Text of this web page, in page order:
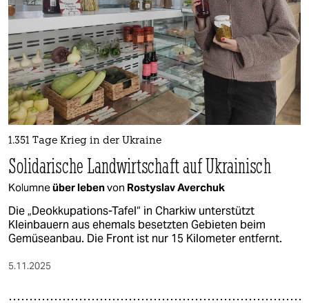
1.351 Tage Krieg in der Ukraine
Solidarische Landwirtschaft auf Ukrainisch
Kolumneüber lebenvon Rostyslav Averchuk
Die „Deokkupations-Tafel“ in Charkiw unterstützt
Kleinbauern aus ehemals besetzten Gebieten beim
Gemüseanbau. Die Front ist nur 15 Kilometer entfernt.
5.11.2025